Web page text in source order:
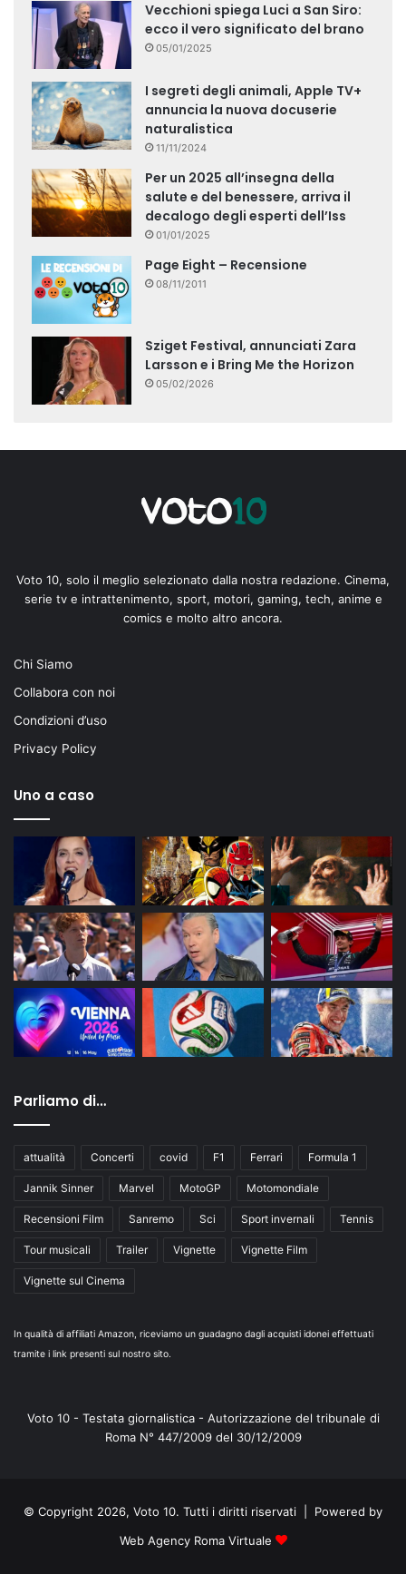
Vecchioni spiega Luci a San Siro:
ecco il vero significato del brano
05/01/2025
I segreti degli animali, Apple TV+
annuncia la nuova docuserie
naturalistica
11/11/2024
Per un 2025 all’insegna della
salute e del benessere, arriva il
decalogo degli esperti dell’Iss
01/01/2025
Page Eight – Recensione
08/11/2011
Sziget Festival, annunciati Zara
Larsson e i Bring Me the Horizon
05/02/2026
Voto 10, solo il meglio selezionato dalla nostra redazione. Cinema,
serie tv e intrattenimento, sport, motori, gaming, tech, anime e
comics e molto altro ancora.
Chi Siamo
Collabora con noi
Condizioni d’uso
Privacy Policy
Uno a caso
Parliamo di…
attualità Concerti covid F1 Ferrari Formula 1
Jannik Sinner Marvel MotoGP Motomondiale
Recensioni Film Sanremo Sci Sport invernali Tennis
Tour musicali Trailer Vignette Vignette Film
Vignette sul Cinema
In qualità di affiliati Amazon, riceviamo un guadagno dagli acquisti idonei effettuati
tramite i link presenti sul nostro sito.
Voto 10 - Testata giornalistica - Autorizzazione del tribunale di
Roma N° 447/2009 del 30/12/2009
© Copyright 2026, Voto 10. Tutti i diritti riservati | Powered by
Web Agency Roma Virtuale